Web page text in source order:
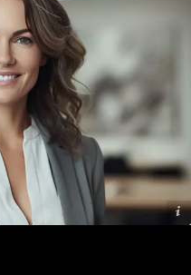
Addilon